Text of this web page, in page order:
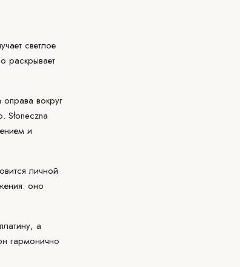
светлое
раскрывает
вокруг
Słoneczna
и
личной
оно
а
гармонично